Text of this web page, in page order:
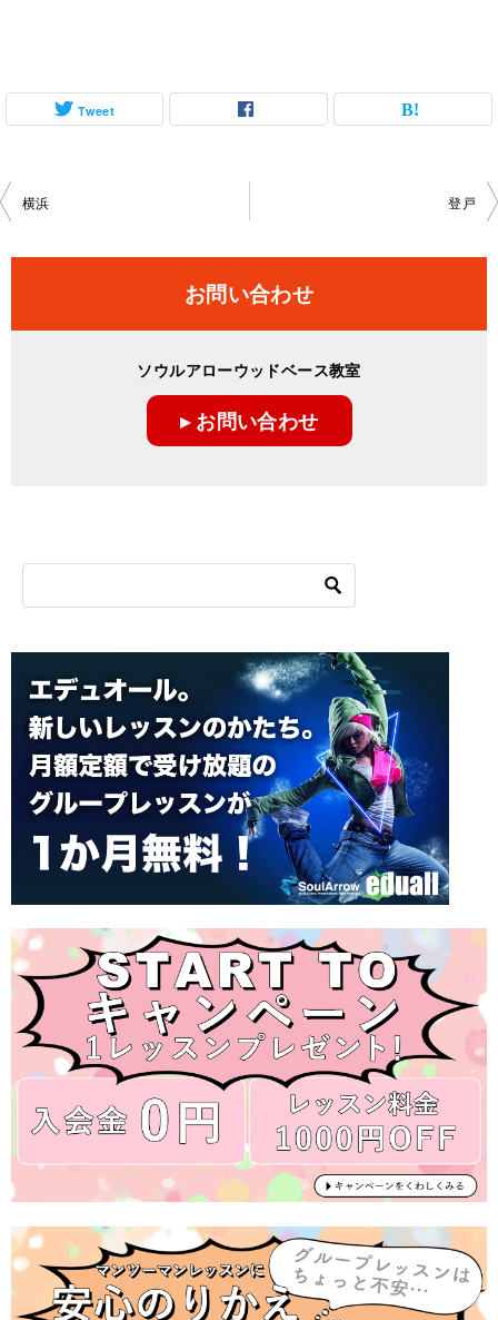
Tweet
投
ビ
横浜 登戸
お問い合わせ
ソウルアローウッドベース教室
▸ お問い合わせ